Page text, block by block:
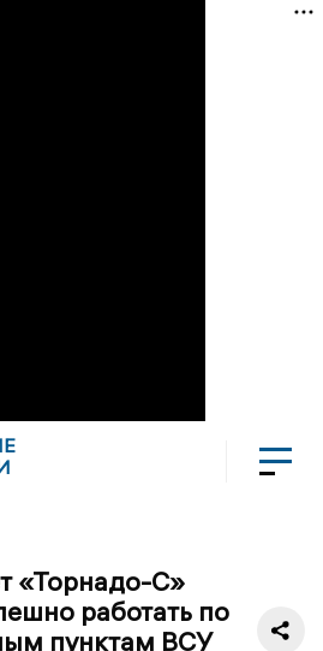
«Торнадо-С»
работать по
пунктам ВСУ